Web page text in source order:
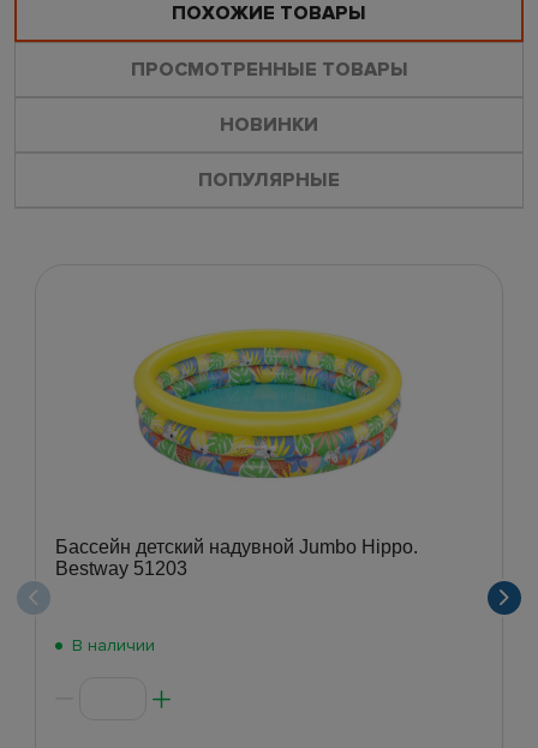
ПОХОЖИЕ ТОВАРЫ
ПРОСМОТРЕННЫЕ ТОВАРЫ
НОВИНКИ
ПОПУЛЯРНЫЕ
Бассейн детский надувной Jumbo Hippo.
Bestway 51203
В наличии